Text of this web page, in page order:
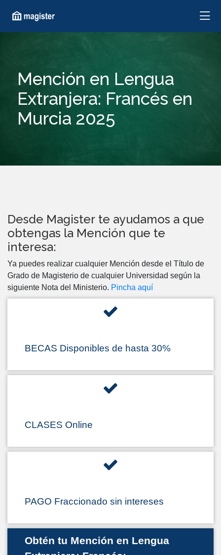
Mención en Lengua
Extranjera: Francés en
Murcia 2025
Desde Magister te ayudamos a que
obtengas la Mención que te
interesa:
Ya puedes realizar cualquier Mención desde el Título de
Grado de Magisterio de cualquier Universidad según la
siguiente Nota del Ministerio. Pincha aquí
BECAS Disponibles de hasta 30%
CLASES Online
PAGO Fraccionado sin intereses
Obtén tu Mención en Lengua